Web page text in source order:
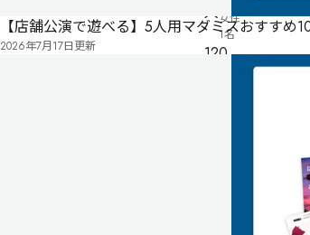
人女性
1名
120
【店舗公演で遊べる】5人用マダミスおすす
2026年7月17日更新